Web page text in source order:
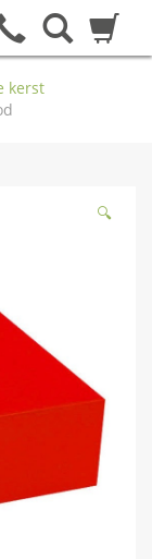
kerst
🔍